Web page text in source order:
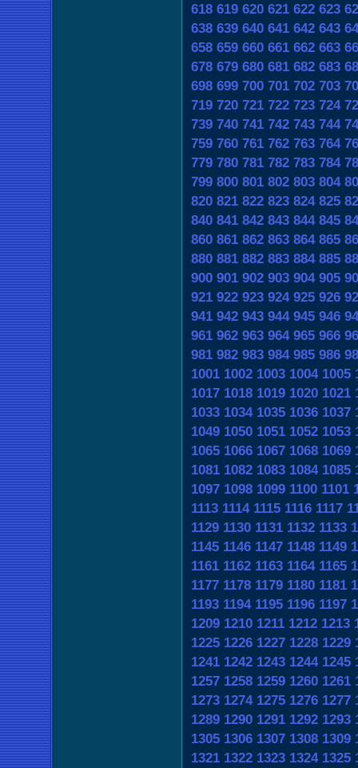
618 619 620 621 622 623
638 639 640 641 642 643
658 659 660 661 662 663
678 679 680 681 682 683
698 699 700 701 702 703
719 720 721 722 723 724
739 740 741 742 743 744
759 760 761 762 763 764
779 780 781 782 783 784
799 800 801 802 803 804
820 821 822 823 824 825
840 841 842 843 844 845
860 861 862 863 864 865
880 881 882 883 884 885
900 901 902 903 904 905
921 922 923 924 925 926
941 942 943 944 945 946
961 962 963 964 965 966
981 982 983 984 985 986
1001 1002 1003 1004 1005
1017 1018 1019 1020 1021
1033 1034 1035 1036 1037
1049 1050 1051 1052 1053
1065 1066 1067 1068 1069
1081 1082 1083 1084 1085
1097 1098 1099 1100 1101
1113 1114 1115 1116 1117
1129 1130 1131 1132 1133
1145 1146 1147 1148 1149
1161 1162 1163 1164 1165
1177 1178 1179 1180 1181
1193 1194 1195 1196 1197
1209 1210 1211 1212 1213
1225 1226 1227 1228 1229
1241 1242 1243 1244 1245
1257 1258 1259 1260 1261
1273 1274 1275 1276 1277
1289 1290 1291 1292 1293
1305 1306 1307 1308 1309
1321 1322 1323 1324 1325